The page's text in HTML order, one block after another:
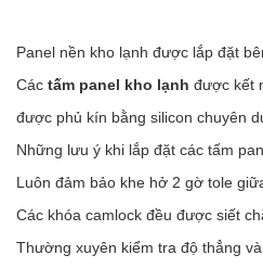
Panel nền kho lạnh được lắp đặt
Các tấm panel kho lạnh được kết
được phủ kín bằng silicon chuyên
Những lưu ý khi lắp đặt các tấm
Luôn đảm bảo khe hở 2 gờ tole
Các khóa camlock đều được siết
Thường xuyên kiểm tra độ thẳng